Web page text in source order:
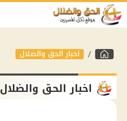
اخبار الحق والضلال
اخبار الحق والضلال